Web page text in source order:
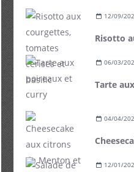
12/09/
06/03/
04/04/
12/01/